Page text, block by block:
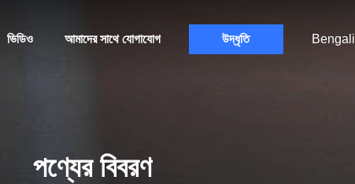
ভিডিও আমাদের সাথে যোগাযোগ উদ্ধৃতি Bengali
পণ্যের বিবরণ